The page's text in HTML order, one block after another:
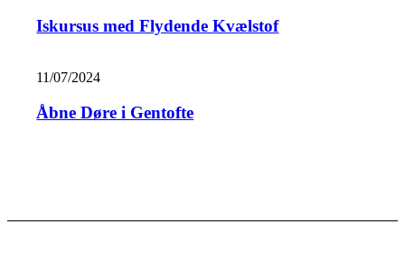
Iskursus med Flydende Kvælstof
11/07/2024
Åbne Døre i Gentofte